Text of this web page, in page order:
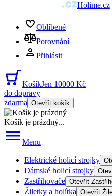
Holime.cz
Oblíbené
Porovnání
Přihlásit
KošíkJen 10000 Kč
do dopravy
zdarma Otevřít košík
Košík je prázdný...
Menu
Elektrické holicí strojky
Dámské holicí strojky
Zastřihovače Otevřít
Žiletky a holítka Otevřít